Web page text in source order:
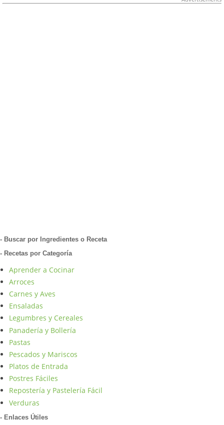
- Buscar por Ingredientes o Receta
- Recetas por Categoría
Aprender a Cocinar
Arroces
Carnes y Aves
Ensaladas
Legumbres y Cereales
Panadería y Bollería
Pastas
Pescados y Mariscos
Platos de Entrada
Postres Fáciles
Repostería y Pastelería Fácil
Verduras
- Enlaces Útiles